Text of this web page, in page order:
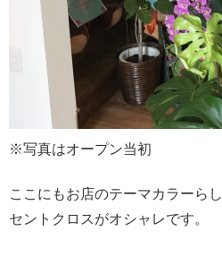
※写真はオープン当初
ここにもお店のテーマカラーら
セントクロスがオシャレです。